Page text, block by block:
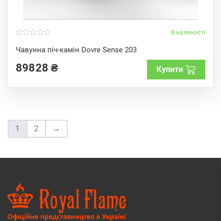
В наявності
Чавунна піч-камін Dovre Sense 203
o
u
o
f89828₴ Купити
1 2 →